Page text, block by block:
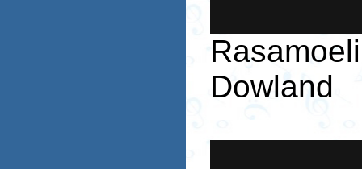
Dowland